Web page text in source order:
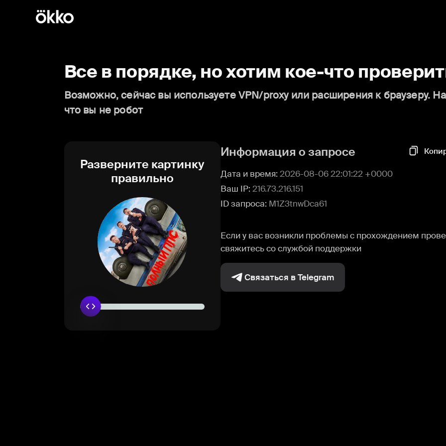
Все в порядке, но хотим кое-что
Возможно, сейчас вы используете VPN/proxy или расширения к браузеру.
что вы не робот
Разверните картинку
правильно
Информация о запросе
Дата и время: 2026-08-06 22:01:22 +0000
Ваш IP: 216.73.216.151
ID запроса: M1Z3tnwDca61
Если у вас возникли проблемы с прохождением
свяжитесь со службой поддержки
Связаться в Telegram